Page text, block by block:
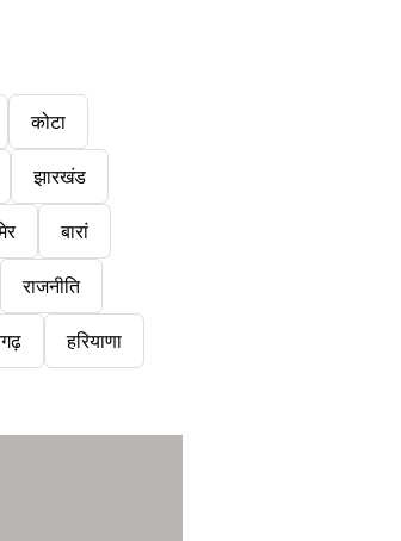
कोटा
झारखंड
बारां
राजनीति
हरियाणा